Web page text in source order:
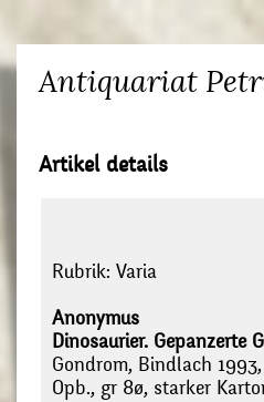
Antiquariat
Artikel details
Rubrik: Varia
Anonymus
Dinosaurier. Gepanzerte
Gondrom, Bindlach 1993,
Opb., gr 8ø, starker